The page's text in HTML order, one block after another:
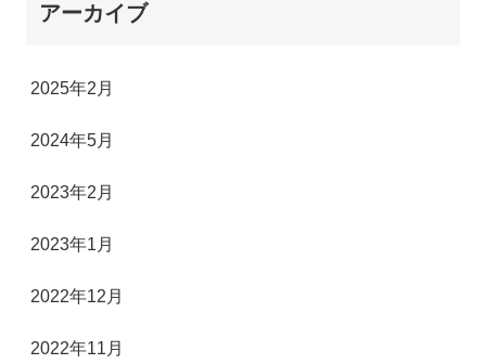
アーカイブ
2025年2月
2024年5月
2023年2月
2023年1月
2022年12月
2022年11月